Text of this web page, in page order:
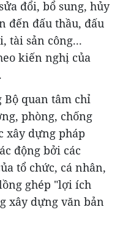
đổi, bổ sung, hủy
đến đấu thầu, đấu
tài sản công...
kiến nghị của
quan tâm chỉ
phòng, chống
xây dựng pháp
động bởi các
tổ chức, cá nhân,
ghép "lợi ích
xây dựng văn bản